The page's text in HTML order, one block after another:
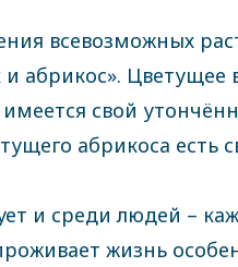
всевозможных
абрикос».
свой
абрикоса
и среди людей –
жизнь